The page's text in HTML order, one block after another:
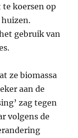
koersen op
huizen.
gebruik van
ze biomassa
aan de
zag tegen
volgens de